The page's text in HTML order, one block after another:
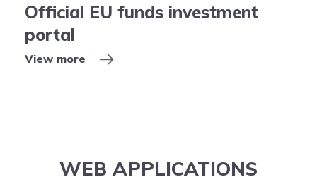
Official EU funds investment
portal
View more
WEB APPLICATIONS